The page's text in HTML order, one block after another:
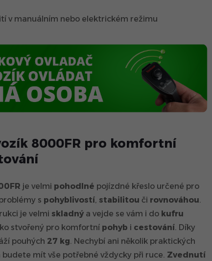
v manuálním nebo elektrickém režimu
8000FR pro komfortní
je velmi pohodlné pojízdné křeslo určené pro
s pohyblivostí, stabilitou či rovnováhou.
je velmi skladný a vejde se vám i do kufru
stvořený pro komfortní pohyb i cestování. Díky
pouhých 27 kg. Nechybí ani několik praktických
mít vše potřebné vždycky při ruce. Zvednutí